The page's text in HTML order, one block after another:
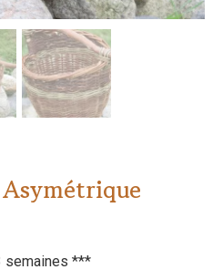
semaines ***